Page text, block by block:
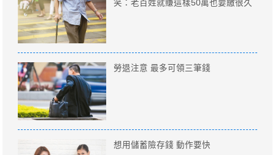
笑：老百姓就賺這樣50萬也要繳很久
勞退注意 最多可領三筆錢
想用儲蓄險存錢 動作要快